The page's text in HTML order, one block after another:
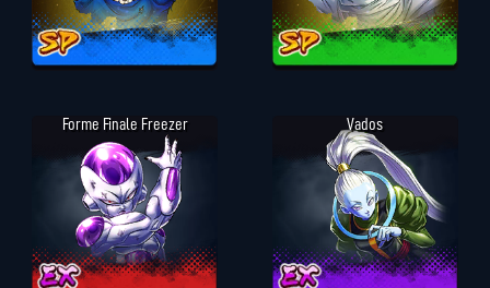
Forme Finale Freezer Vados